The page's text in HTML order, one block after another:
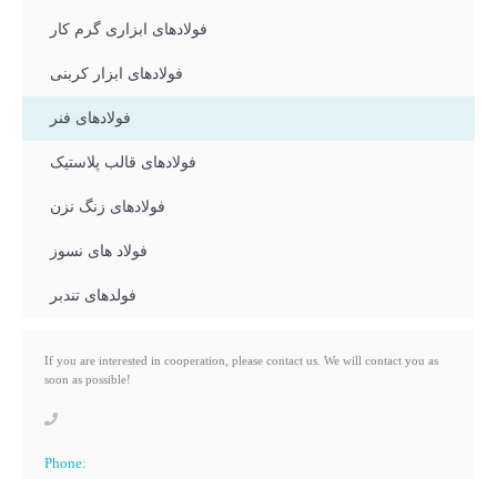
فولادهای ابزاری گرم کار
فولادهای ابزار کربنی
فولادهای فنر
فولادهای قالب پلاستیک
فولادهای زنگ نزن
فولاد های نسوز
فولدهای تندبر
If you are interested in cooperation, please contact us. We will contact you as
soon as possible!
Phone: